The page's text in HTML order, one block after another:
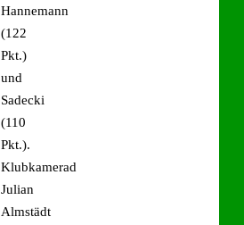
Hannemann
(122
Pkt.)
und
Sadecki
(110
Pkt.).
Klubkamerad
Julian
Almstädt